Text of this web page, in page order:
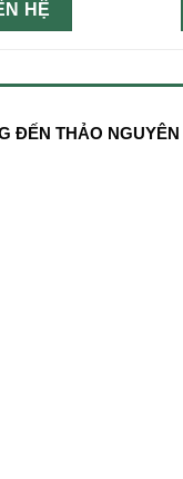
HỆ
ĐẾN THẢO NGUYÊN